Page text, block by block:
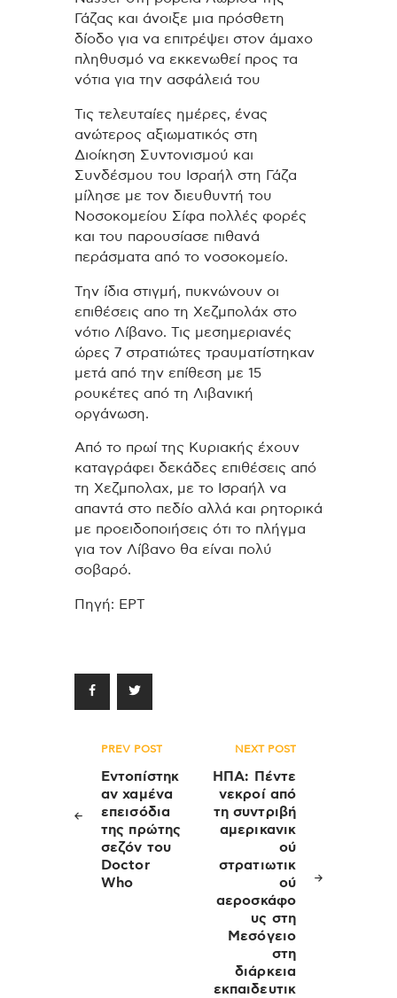
Γάζας και άνοιξε μια πρόσθετη
δίοδο για να επιτρέψει στον άμαχο
πληθυσμό να εκκενωθεί προς τα
νότια για την ασφάλειά του
Τις τελευταίες ημέρες, ένας
ανώτερος αξιωματικός στη
Διοίκηση Συντονισμού και
Συνδέσμου του Ισραήλ στη Γάζα
μίλησε με τον διευθυντή του
Νοσοκομείου Σίφα πολλές φορές
και του παρουσίασε πιθανά
περάσματα από το νοσοκομείο.
Την ίδια στιγμή, πυκνώνουν οι
επιθέσεις απο τη Χεζμπολάχ στο
νότιο Λίβανο. Τις μεσημεριανές
ώρες 7 στρατιώτες τραυματίστηκαν
μετά από την επίθεση με 15
ρουκέτες από τη Λιβανική
οργάνωση.
Από το πρωί της Κυριακής έχουν
καταγράφει δεκάδες επιθέσεις από
τη Χεζμπολαχ, με το Ισραήλ να
απαντά στο πεδίο αλλά και ρητορικά
με προειδοποιήσεις ότι το πλήγμα
για τον Λίβανο θα είναι πολύ
σοβαρό.
Πηγή: ΕΡΤ
Πλοήγηση
άρθρων
PREV POST
Eντοπίστηκ
αν χαμένα
επεισόδια
της πρώτης
σεζόν του
Doctor
Who
NEXT POST
ΗΠΑ: Πέντε
νεκροί από
τη συντριβή
αμερικανικ
ού
στρατιωτικ
ού
αεροσκάφο
υς στη
Μεσόγειο
στη
διάρκεια
εκπαιδευτικ